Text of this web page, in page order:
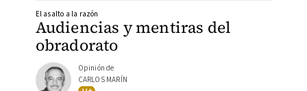
Audiencias y mentiras del
obradorato
El asalto a la razón
Opinión de
CARLOS MARÍN